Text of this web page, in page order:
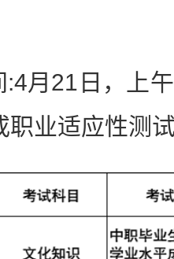
21日，上午
职业适应性测